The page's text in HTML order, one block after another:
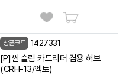
상품코드 1427331
[P]씬 슬림 카드리더 겸용 허브
(CRH-13/엑토)